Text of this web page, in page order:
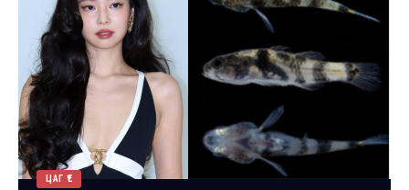
ЦАГ ҮЕ